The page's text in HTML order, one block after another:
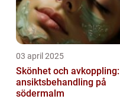
03 april 2025
Skönhet och avkoppling:
ansiktsbehandling på
södermalm